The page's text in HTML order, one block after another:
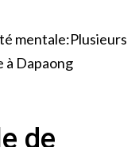
mentale:Plusieurs
à Dapaong
de